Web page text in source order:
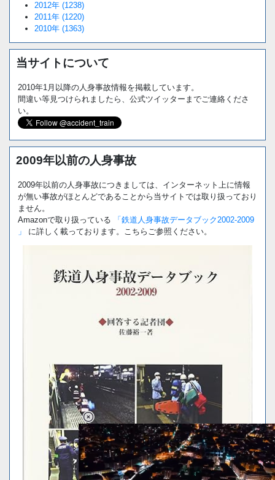
2012年 (1238)
2011年 (1220)
2010年 (1363)
当サイトについて
2010年1月以降の人身事故情報を掲載しています。
間違い等見つけられましたら、公式ツイッターまでご連絡くださ
い。
2009年以前の人身事故
2009年以前の人身事故につきましては、インターネット上に情報
が無い事故がほとんどであることから当サイトでは取り扱っており
ません。
Amazonで取り扱っている
「鉄道人身事故データブック2002-2009
」
に詳しく載っております。こちらご参照ください。